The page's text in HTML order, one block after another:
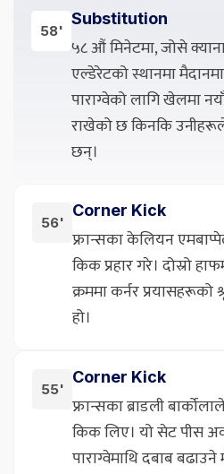
58'
Substitution
५८ औं मिनेटमा, जोसे
एल्डेरेटको स्थानमा
पाराग्वेको लागि खेलमा
राखेको छ किनकि उनीहरूले
छन्।
56'
Corner Kick
फ्रान्सका केलियन
किक प्रहार गरे। दोस्रो
क्रममा कर्नर
हो।
55'
Corner Kick
फ्रान्सका ब्राडली
किक लिए। यो सेट पीस
पाराग्वेमाथि दबाब